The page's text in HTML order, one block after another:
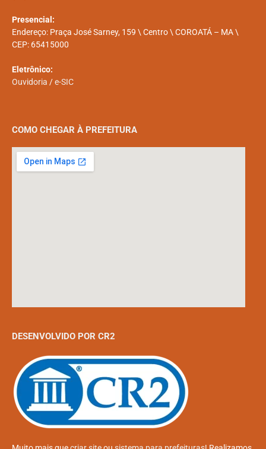
Presencial:
Endereço: Praça José Sarney, 159 \ Centro \ COROATÁ – MA \
CEP: 65415000
Eletrônico:
Ouvidoria /e-SIC
COMO CHEGAR À PREFEITURA
DESENVOLVIDO POR CR2